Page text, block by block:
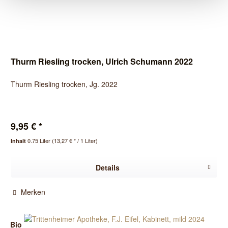
Thurm Riesling trocken, Ulrich Schumann 2022
Thurm Riesling trocken, Jg. 2022
9,95 € *
Inhalt0.75 Liter(13,27 € * / 1 Liter)
Details
Merken
Bio